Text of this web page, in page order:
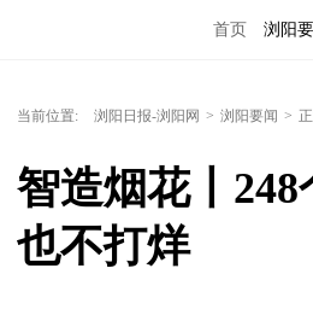
首页 浏阳
当前位置: 浏阳日报-浏阳网 > 浏阳要闻 >
智造烟花丨
也不打烊